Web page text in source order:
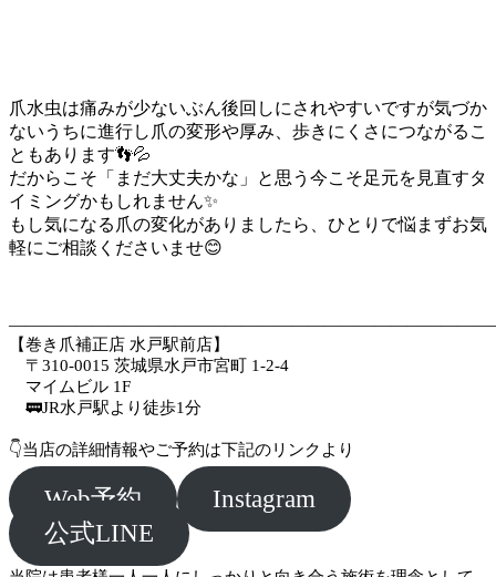
爪水虫は痛みが少ないぶん後回しにされやすいですが気づか
ないうちに進行し爪の変形や厚み、歩きにくさにつながるこ
ともあります👣💦
だからこそ「まだ大丈夫かな」と思う今こそ足元を見直すタ
イミングかもしれません✨
もし気になる爪の変化がありましたら、ひとりで悩まずお気
軽にご相談くださいませ😊
【巻き爪補正店 水戸駅前店】
〒310-0015 茨城県水戸市宮町 1-2-4
マイムビル 1F
🚃JR水戸駅より徒歩1分
👇当店の詳細情報やご予約は下記のリンクより
Web予約
Instagram
公式LINE